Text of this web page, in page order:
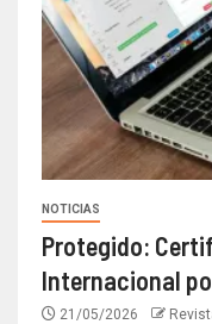
NOTICIAS
Protegido:
Internacional
21/05/2026